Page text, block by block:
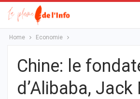
Home Economie
Chine: le
d’Alibaba, Jack